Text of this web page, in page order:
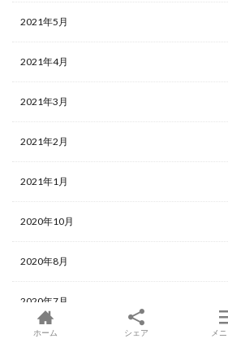
2021年5月
2021年4月
2021年3月
2021年2月
2021年1月
2020年10月
2020年8月
2020年7月
ホーム シェア メ